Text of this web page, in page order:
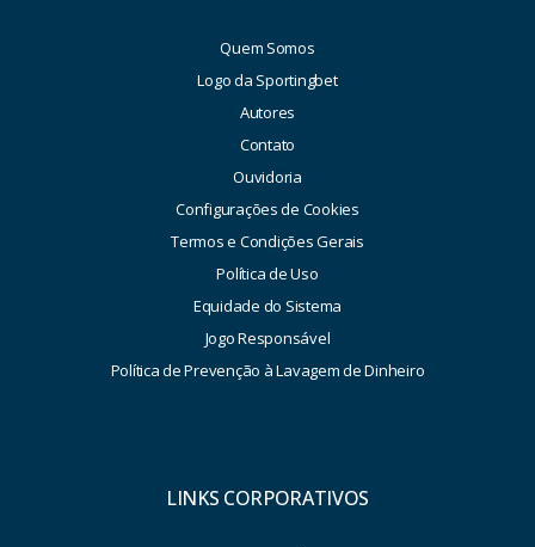
Quem Somos
Logo da Sportingbet
Autores
Contato
Ouvidoria
Configurações de Cookies
Termos e Condições Gerais
Política de Uso
Equidade do Sistema
Jogo Responsável
Política de Prevenção à Lavagem de Dinheiro
LINKS CORPORATIVOS